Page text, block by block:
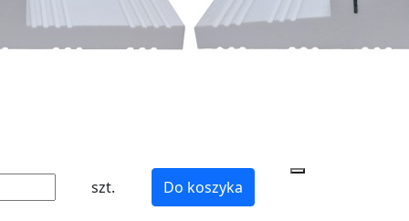
szt. Do koszyka